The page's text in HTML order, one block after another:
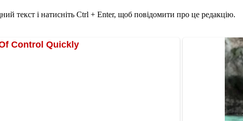
текст і натисніть Ctrl + Enter, щоб повідомити про це редакцію.